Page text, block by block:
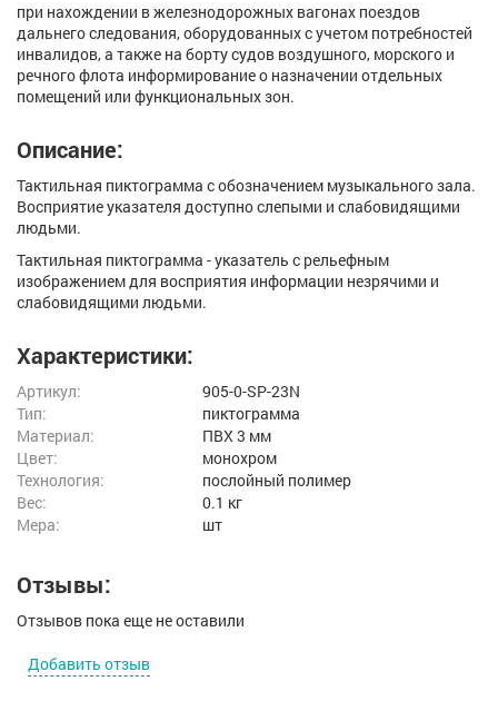
при нахождении в железнодорожных вагонах поездов
дальнего следования, оборудованных с учетом потребностей
инвалидов, а также на борту судов воздушного, морского и
речного флота информирование о назначении отдельных
помещений или функциональных зон.
Описание:
Тактильная пиктограмма с обозначением музыкального зала.
Восприятие указателя доступно слепыми и слабовидящими
людьми.
Тактильная пиктограмма - указатель с рельефным
изображением для восприятия информации незрячими и
слабовидящими людьми.
Характеристики:
Артикул:
905-0-SP-23N
Тип:
пиктограмма
Материал:
ПВХ 3 мм
Цвет:
монохром
Технология:
послойный полимер
Вес:
0.1 кг
Мера:
шт
Отзывы:
Отзывов пока еще не оставили
Добавить отзыв